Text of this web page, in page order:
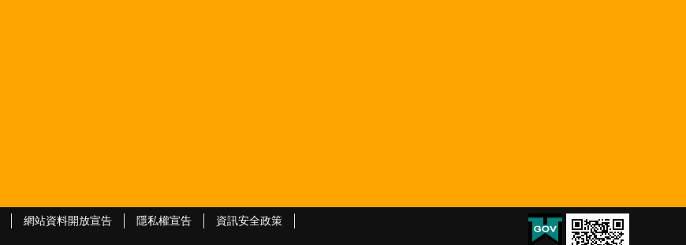
網站資料開放宣告 隱私權宣告 資訊安全政策